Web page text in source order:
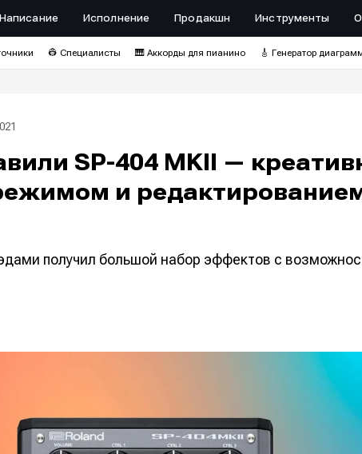
Написание Исполнение Продакшн Инструменты
👷 Специалисты 🎹 Аккорды для пианино 🎸 Генератор
SP-404 MKII —
и
получил большой набор эффектов с